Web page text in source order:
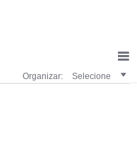
Organizar: Selecione